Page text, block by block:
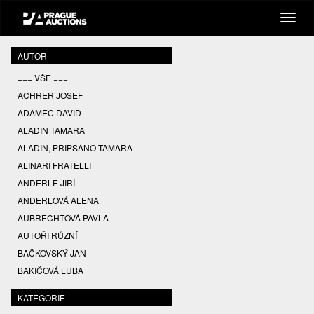
AUTOR
=== VŠE ===
ACHRER JOSEF
ADAMEC DAVID
ALADIN TAMARA
ALADIN, PŘIPSÁNO TAMARA
ALINARI FRATELLI
ANDERLE JIŘÍ
ANDERLOVÁ ALENA
AUBRECHTOVÁ PAVLA
AUTOŘI RŮZNÍ
BAČKOVSKÝ JAN
BAKIČOVÁ LUBA
BALCAR JIŘÍ
BALCAR KAREL
KATEGORIE